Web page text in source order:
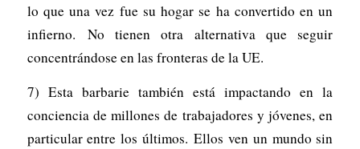
lo que una vez fue su hogar se ha convertido en un
infierno. No tienen otra alternativa que seguir
concentrándose en las fronteras de la UE.
7) Esta barbarie también está impactando en la
conciencia de millones de trabajadores y jóvenes, en
particular entre los últimos. Ellos ven un mundo sin